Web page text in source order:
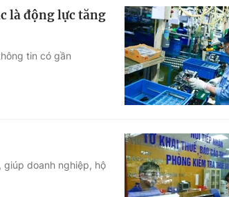
sinh
Hitech Công
Sản phẩm
Thị trường
Tư vấn
là động lực tăng
tin có gần
giúp doanh nghiệp, hộ